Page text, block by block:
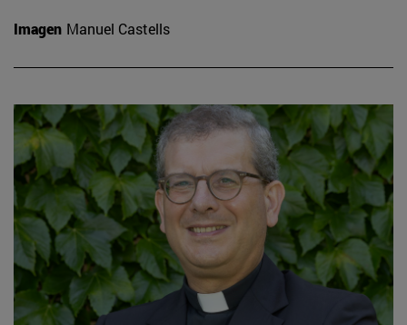
Imagen Manuel Castells